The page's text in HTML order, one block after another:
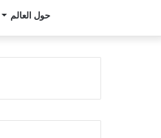
حول العالم